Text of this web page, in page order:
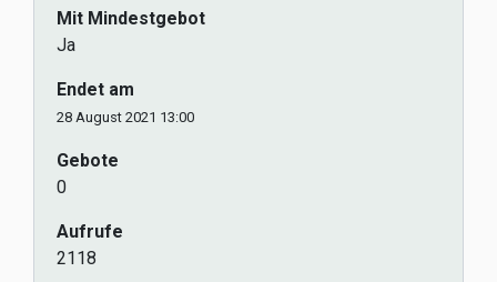
Mit Mindestgebot
Ja
Endet am
28 August 2021 13:00
Gebote
0
Aufrufe
2118